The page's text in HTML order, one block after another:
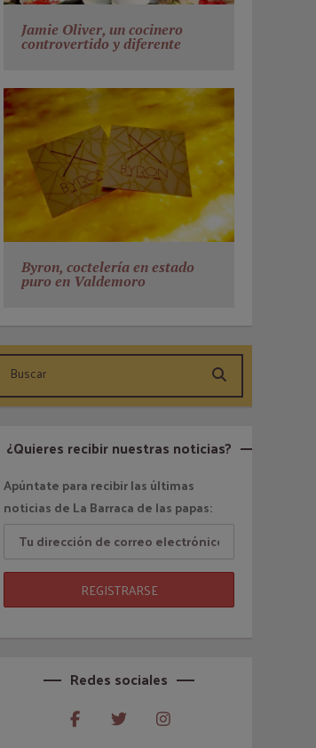
Jamie Oliver, un cocinero
controvertido y diferente
Byron, coctelería en estado
puro en Valdemoro
¿Quieres recibir nuestras noticias?
Apúntate para recibir las últimas
noticias de La Barraca de las papas:
Redes sociales